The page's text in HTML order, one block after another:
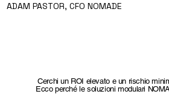
ADAM PASTOR, CFO NOMADE
Cerchi un ROI elevato e un rischio
Ecco perché le soluzioni modulari